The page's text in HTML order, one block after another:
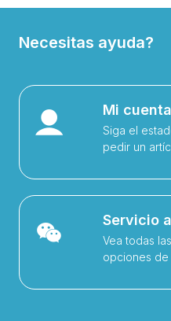
Necesitas ayuda?
Mi cuenta
Siga el
pedir un
Servicio
Vea todas
opciones de